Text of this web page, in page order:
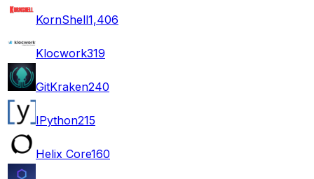
KornShell1,406
Klocwork319
GitKraken240
IPython215
Helix Core160